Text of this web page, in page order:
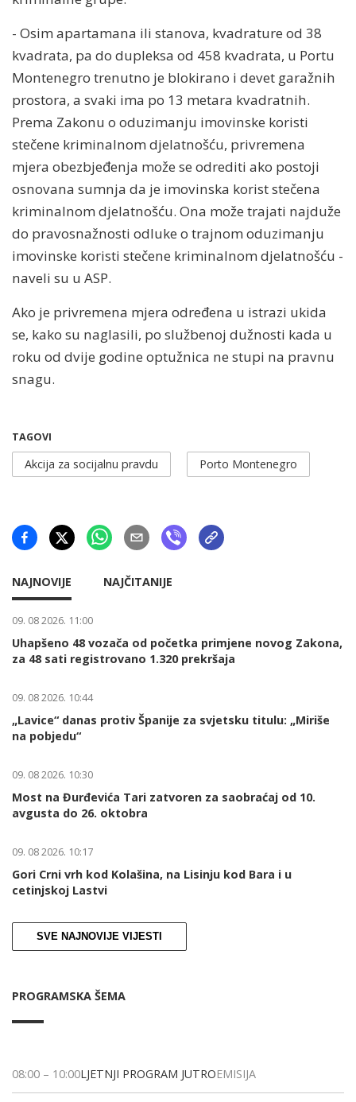
- Osim apartamana ili stanova, kvadrature od 38
kvadrata, pa do dupleksa od 458 kvadrata, u Portu
Montenegro trenutno je blokirano i devet garažnih
prostora, a svaki ima po 13 metara kvadratnih.
Prema Zakonu o oduzimanju imovinske koristi
stečene kriminalnom djelatnošću, privremena
mjera obezbjeđenja može se odrediti ako postoji
osnovana sumnja da je imovinska korist stečena
kriminalnom djelatnošću. Ona može trajati najduže
do pravosnažnosti odluke o trajnom oduzimanju
imovinske koristi stečene kriminalnom djelatnošću -
naveli su u ASP.
Ako je privremena mjera određena u istrazi ukida
se, kako su naglasili, po službenoj dužnosti kada u
roku od dvije godine optužnica ne stupi na pravnu
snagu.
TAGOVI
Akcija za socijalnu pravdu Porto Montenegro
NAJNOVIJE NAJČITANIJE
09. 08 2026. 11:00
Uhapšeno 48 vozača od početka primjene novog Zakona,
za 48 sati registrovano 1.320 prekršaja
09. 08 2026. 10:44
„Lavice“ danas protiv Španije za svjetsku titulu: „Miriše
na pobjedu“
09. 08 2026. 10:30
Most na Đurđevića Tari zatvoren za saobraćaj od 10.
avgusta do 26. oktobra
09. 08 2026. 10:17
Gori Crni vrh kod Kolašina, na Lisinju kod Bara i u
cetinjskoj Lastvi
SVE NAJNOVIJE VIJESTI
PROGRAMSKA ŠEMA
08:00 – 10:00LJETNJI PROGRAM JUTROEMISIJA